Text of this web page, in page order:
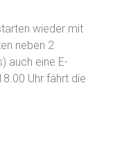
wieder mit
neben 2
auch eine E-
Uhr fährt die